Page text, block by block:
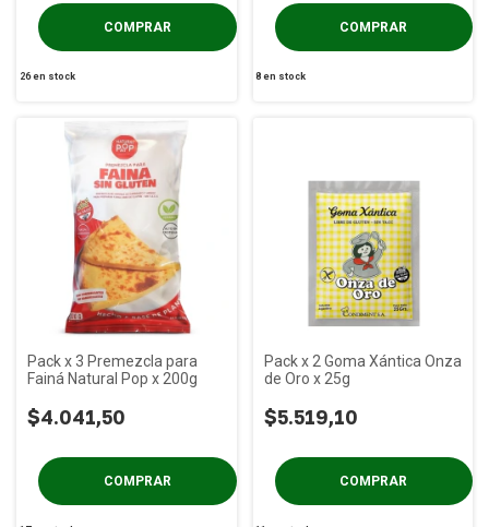
26en stock 8 en stock
Pack x 3 Premezcla para
Fainá Natural Pop x 200g
$4.041,50
Pack x 2 Goma Xántica Onza
de Oro x 25g
$5.519,10